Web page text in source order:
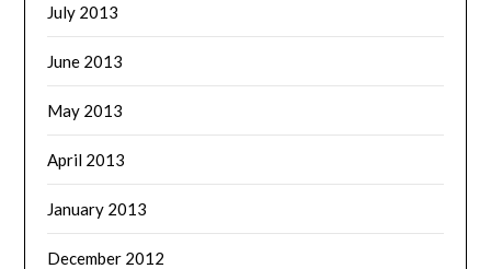
July 2013
June 2013
May 2013
April 2013
January 2013
December 2012